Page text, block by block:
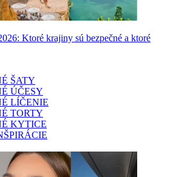
Ktoré krajiny sú bezpečné a ktoré
ŠATY
ÚČESY
LÍČENIE
TORTY
KYTICE